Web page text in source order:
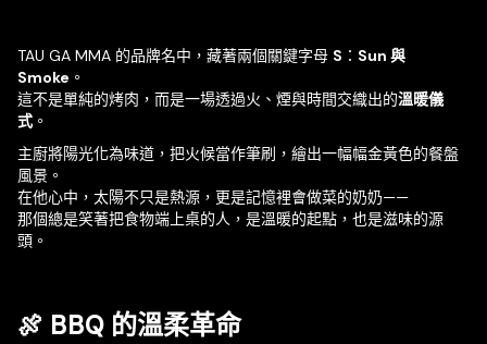
TAU GA MMA 的品牌名中，藏著兩個關鍵字母 S ： Sun 與
Smoke 。
這不是單純的烤肉，而是一場透過火、煙與時間交織出的溫暖儀
式 。
主廚將陽光化為味道，把火候當作筆刷，繪出一幅幅金黃色的餐盤
風景。
在他心中，太陽不只是熱源，更是記憶裡會做菜的奶奶——
那個總是笑著把食物端上桌的人，是溫暖的起點，也是滋味的源
頭。
🍖 BBQ 的溫柔革命